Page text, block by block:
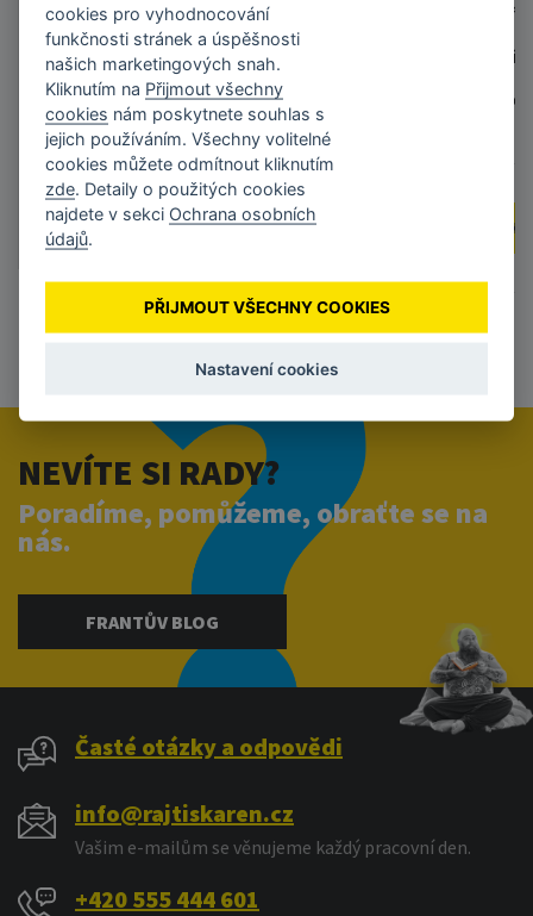
Multifunkční zařízení
Barevný tisk
Tisk do 200 stran měsíčně
ZOBRAZIT TISKÁRNY
Multifunkční
Úsporný
Automatický
ZOBRAZIT
NEVÍTE SI RADY?
Poradíme, pomůžeme, obraťte se na
nás.
FRANTŮV BLOG
Časté otázky a odpovědi
info@rajtiskaren.cz
Vašim e-mailům se věnujeme každý pracovní den.
+420 555 444 601
cookies pro vyhodnocování
funkčnosti stránek a úspěšnosti
našich marketingových snah.
Kliknutím na Přijmout všechny
cookies nám poskytnete souhlas s
jejich používáním. Všechny volitelné
cookies můžete odmítnout kliknutím
zde . Detaily o použitých cookies
najdete v sekci Ochrana osobních
údajů
PŘIJMOUT VŠECHNY COOKIES
Nastavení cookies